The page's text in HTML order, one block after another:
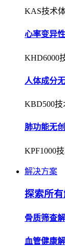
KAS技术
心率变异
KHD6000
人体成分
KBD500技
肺功能无
KPF1000
解决方案
探索所
骨质筛查
血管健康